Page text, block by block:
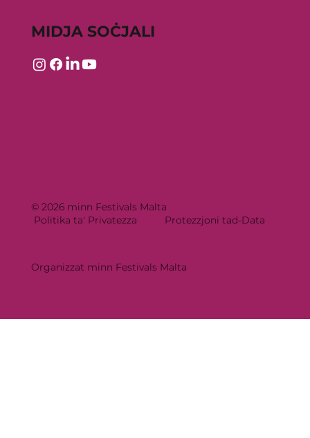
MIDJA SOĊJALI
© 2026 minn Festivals Malta
Politika ta' Privatezza
Protezzjoni tad-Data
Organizzat minn Festivals Malta